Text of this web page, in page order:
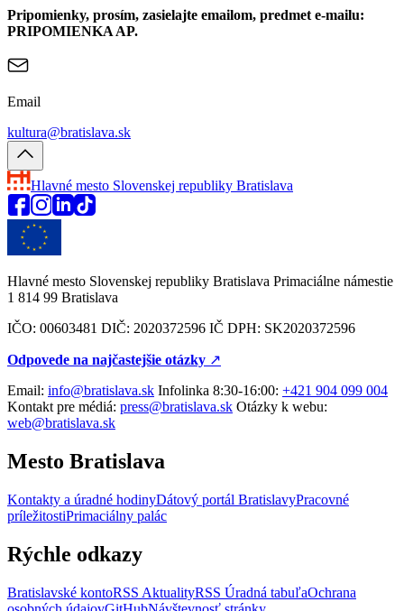
Pripomienky, prosím, zasielajte emailom, predmet e-mailu:
PRIPOMIENKA AP.
Email
kultura@bratislava.sk
Hlavné mesto Slovenskej republiky Bratislava
Hlavné mesto Slovenskej republiky Bratislava Primaciálne námestie
1 814 99 Bratislava
IČO: 00603481 DIČ: 2020372596 IČ DPH: SK2020372596
Odpovede na najčastejšie otázky ↗︎
Email: info@bratislava.sk Infolinka 8:30-16:00: +421 904 099 004
Kontakt pre médiá: press@bratislava.sk Otázky k webu:
web@bratislava.sk
Mesto Bratislava
Kontakty a úradné hodinyDátový portál BratislavyPracovné
príležitostiPrimaciálny palác
Rýchle odkazy
Bratislavské kontoRSS AktualityRSS Úradná tabuľaOchrana